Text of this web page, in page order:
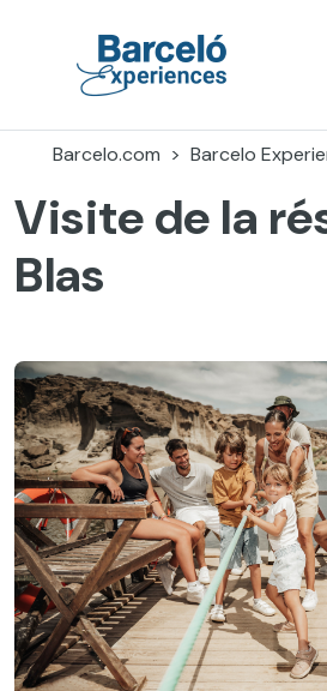
Barcelo.com
Barcelo
Visite de la
Blas